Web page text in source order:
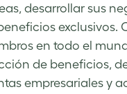
desarrollar sus
exclusivos.
en todo el
de beneficios,
empresariales y